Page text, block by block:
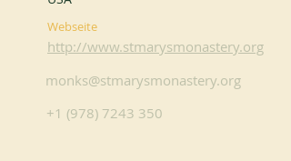
Webseite
http://www.stmarysmonastery.org
monks@stmarysmonastery.org
+1 (978) 7243 350